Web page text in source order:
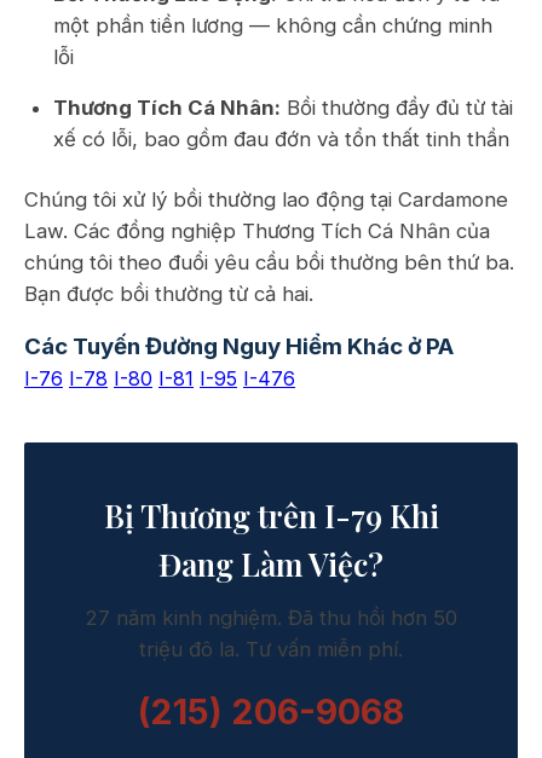
một phần tiền lương — không cần chứng minh
lỗi
Thương Tích Cá Nhân: Bồi thường đầy đủ từ tài
xế có lỗi, bao gồm đau đớn và tổn thất tinh thần
Chúng tôi xử lý bồi thường lao động tại Cardamone
Law. Các đồng nghiệp Thương Tích Cá Nhân của
chúng tôi theo đuổi yêu cầu bồi thường bên thứ ba.
Bạn được bồi thường từ cả hai.
Các Tuyến Đường Nguy Hiểm Khác ở PA
I-76 I-78 I-80 I-81 I-95 I-476
Bị Thương trên I-79 Khi
Đang Làm Việc?
27 năm kinh nghiệm. Đã thu hồi hơn 50
triệu đô la. Tư vấn miễn phí.
(215) 206-9068